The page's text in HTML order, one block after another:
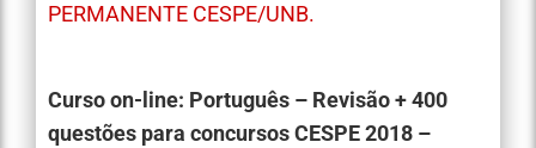
PERMANENTE CESPE/UNB.
Curso on-line: Português – Revisão + 400
questões para concursos CESPE 2018 –